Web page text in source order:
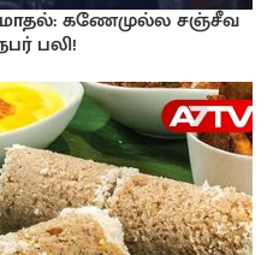
கணேமுல்ல சஞ்சீவ
பலி!